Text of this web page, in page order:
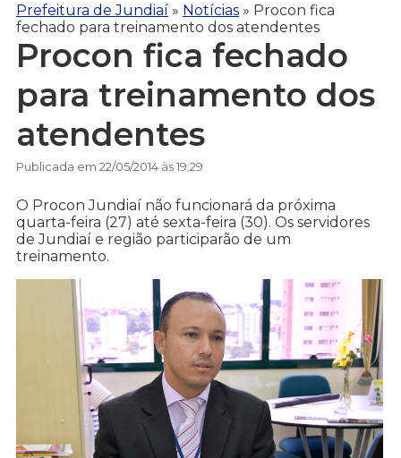
Prefeitura de Jundiaí » Notícias » Procon fica
fechado para treinamento dos atendentes
Procon fica fechado
para treinamento dos
atendentes
Publicada em 22/05/2014 às 19:29
O Procon Jundiaí não funcionará da próxima
quarta-feira (27) até sexta-feira (30). Os servidores
de Jundiaí e região participarão de um
treinamento.